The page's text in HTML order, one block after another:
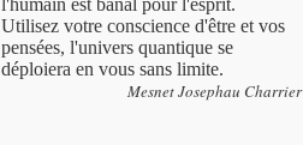
l'humain est banal pour l'esprit.
Utilisez votre conscience d'être et vos
pensées, l'univers quantique se
déploiera en vous sans limite.
Mesnet Josephau Charrier